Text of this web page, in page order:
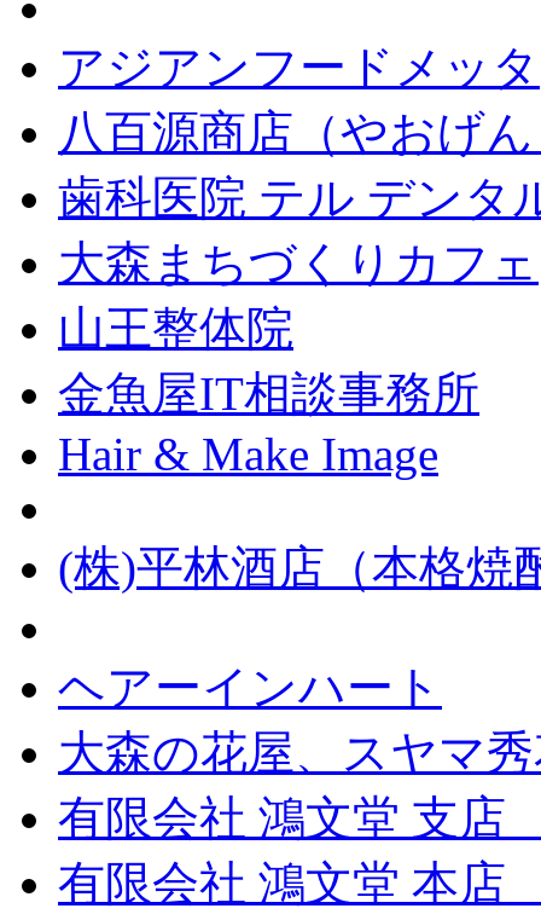
アジアンフードメッタ
八百源商店（やおげ
歯科医院 テル デンタ
大森まちづくりカフェ
山王整体院
金魚屋IT相談事務所
Hair & Make Image
(株)平林酒店（本格焼
ヘアーインハート
大森の花屋、スヤマ
有限会社 鴻文堂 支店
有限会社 鴻文堂 本